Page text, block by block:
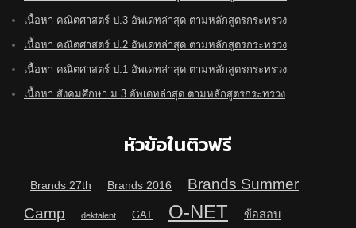
เนื้อหา คณิตศาสตร์ ป.3 อัพเดทล่าสุด ตามหลักสูตรกระทรวง
เนื้อหา คณิตศาสตร์ ป.2 อัพเดทล่าสุด ตามหลักสูตรกระทรวง
เนื้อหา คณิตศาสตร์ ป.1 อัพเดทล่าสุด ตามหลักสูตรกระทรวง
เนื้อหา สังคมศึกษา ม.3 อัพเดทล่าสุด ตามหลักสูตรกระทรวง
หัวข้อในติวฟรี
Brands 27th Brands 2016
Brands Summer
Camp
dektalent GAT O-NET ข้อสอบ